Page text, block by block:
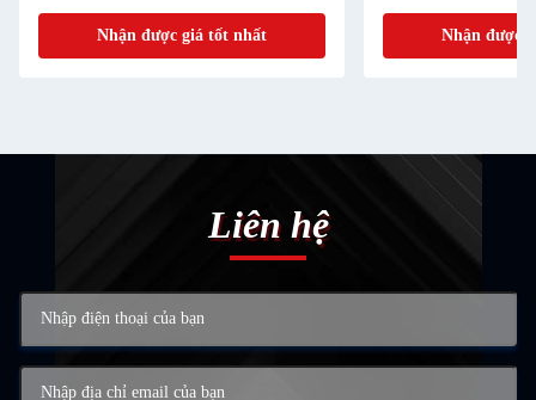
bụi công nghiệp
Nhận được giá tốt nhất
Nhận được
Liên hệ